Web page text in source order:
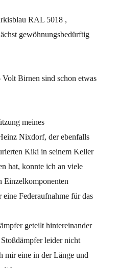
RAL 5018 ,
gewöhnungsbedürftig
Birnen sind schon etwas
meines
Nixdorf, der ebenfalls
Kiki in seinem Keller
hat, konnte ich an viele
Einzelkomponenten
Federaufnahme für das
geteilt hintereinander
leider nicht
mir eine in der Länge und